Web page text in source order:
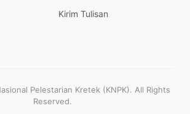
Kirim Tulisan
Pelestarian Kretek (KNPK). All Rights
Reserved.